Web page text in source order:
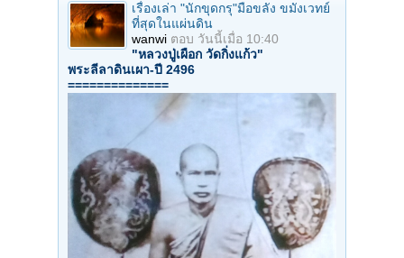
เรื่องเล่า "นักขุดกรุ"มือขลัง ขมังเวทย์
ที่สุดในแผ่นดิน
wanwi ตอบ วันนี้เมื่อ 10:40
"หลวงปู่เผือก วัดกิ่งแก้ว"
พระลีลาดินเผา-ปี 2496
==============